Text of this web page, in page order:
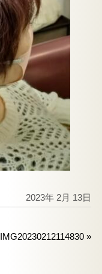
2023年 2月 13日
IMG20230212114830 »